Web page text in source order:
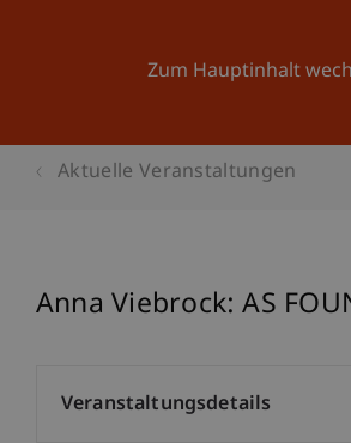
Zum Hauptinhalt
Aktuelle Veranstaltungen
Anna Viebrock: AS
Veranstaltungsdetails